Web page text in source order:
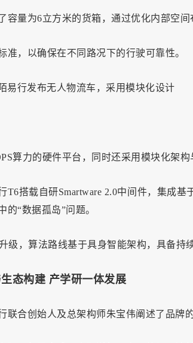
容量为6立方米的货箱，通过优化内部空间
准，以确保在不同路况下的行驶可靠性。
算力的硬件平台，同时还采用模块化架
T6搭载自研Smartware 2.0中间件，集成基
“数据孤岛”问题。
级，算法路线基于具身智能架构，具备持
态构建 产学研一体发展
联合创始人及总架构师朱宝伟阐述了品牌的